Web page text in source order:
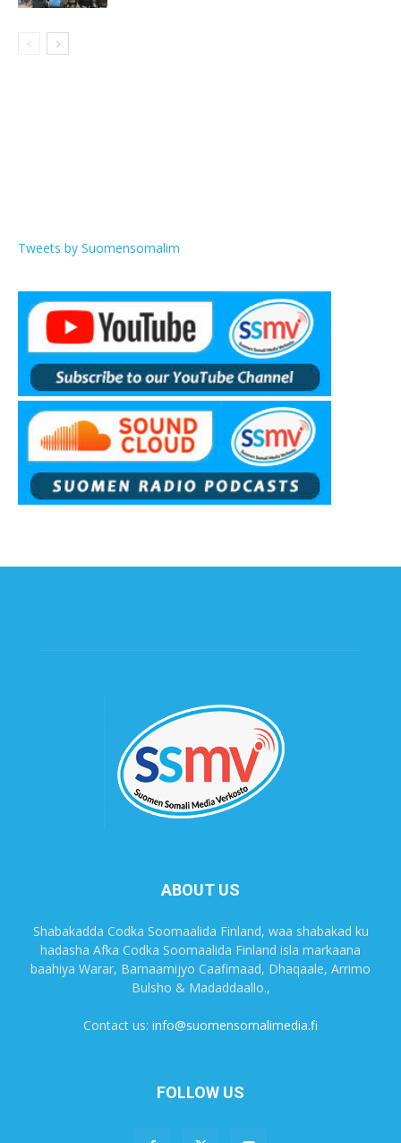
Tweets by Suomensomalim
ABOUT US
Shabakadda Codka Soomaalida Finland, waa shabakad ku
hadasha Afka Codka Soomaalida Finland isla markaana
baahiya Warar, Barnaamijyo Caafimaad, Dhaqaale, Arrimo
Bulsho & Madaddaallo.,
Contact us: info@suomensomalimedia.fi
FOLLOW US